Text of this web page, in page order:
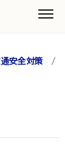
安全対策 /